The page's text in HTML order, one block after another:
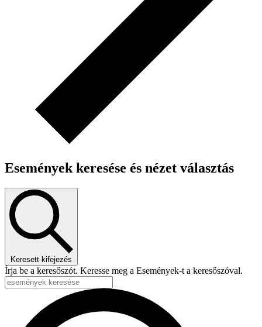
Események keresése és nézet választás
Keresett kifejezés
Írja be a keresőszót. Keresse meg a Események-t a keresőszóval.